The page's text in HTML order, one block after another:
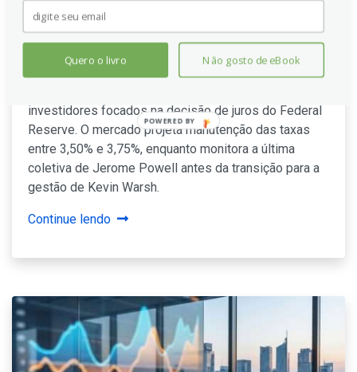
Mercado aguarda decisão do
Fed e transição de Powell
O Índice do Dólar (DXY) opera em estabilidade
investidores focados na decisão de juros do Federal
Reserve. O mercado projeta manutenção das taxas
entre 3,50% e 3,75%, enquanto monitora a última
coletiva de Jerome Powell antes da transição para a
gestão de Kevin Warsh.
Continue lendo
Quero o livro Não gosto de eBook
POWERED